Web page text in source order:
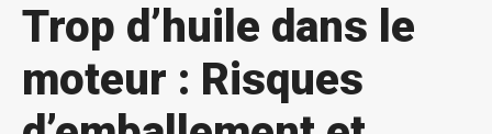
Trop d’huile dans le
moteur : Risques